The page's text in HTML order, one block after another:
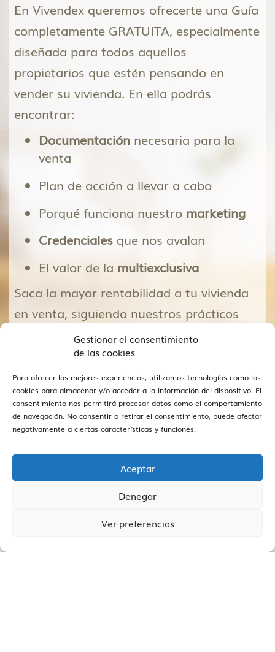
Gestionar el consentimiento
de las cookies
Para ofrecer las mejores experiencias, utilizamos tecnologías como las
cookies para almacenar y/o acceder a la información del dispositivo. El
consentimiento nos permitirá procesar datos como el comportamiento
de navegación. No consentir o retirar el consentimiento, puede afectar
negativamente a ciertas características y funciones.
Aceptar
Denegar
Ver preferencias
En Vivendex queremos ofrecerte una Guía
completamente GRATUITA, especialmente
diseñada para todos aquellos
propietarios que estén pensando en
vender su vivienda. En ella podrás
encontrar:
Documentación necesaria para la
venta
Plan de acción a llevar a cabo
Porqué funciona nuestro marketing
Credenciales que nos avalan
El valor de la multiexclusiva
Saca la mayor rentabilidad a tu vivienda
en venta, siguiendo nuestros prácticos
Beneficios claros